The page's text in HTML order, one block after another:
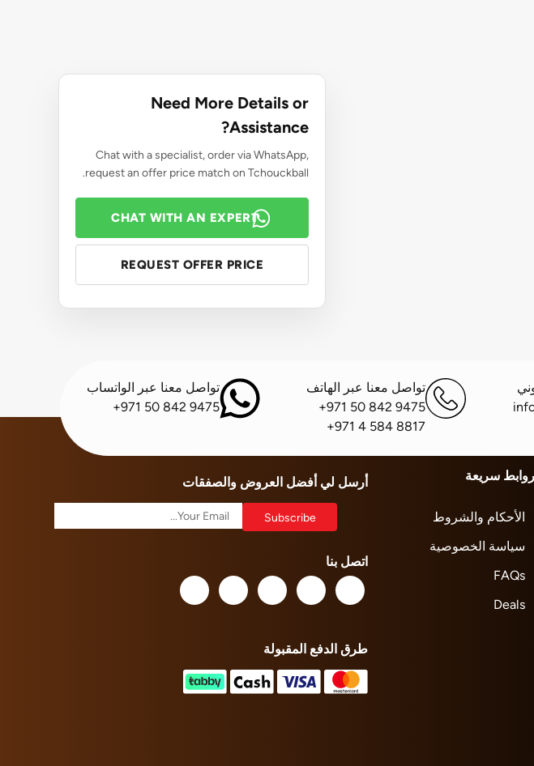
Need More Details or
Assistance?
Chat with a specialist, order via WhatsApp,
request an offer price match on Tchouckball.
CHAT WITH AN EXPERT
REQUEST OFFER PRICE
تواصل معنا عبر الهاتف
+971 50 842 9475
+971 4 584 8817
تواصل معنا عبر الواتساب
+971 50 842 9475
روابط سريعة
الأحكام والشروط
سياسة الخصوصية
FAQs
Deals
أرسل لي أفضل العروض والصفقات
اتصل بنا
طرق الدفع المقبولة